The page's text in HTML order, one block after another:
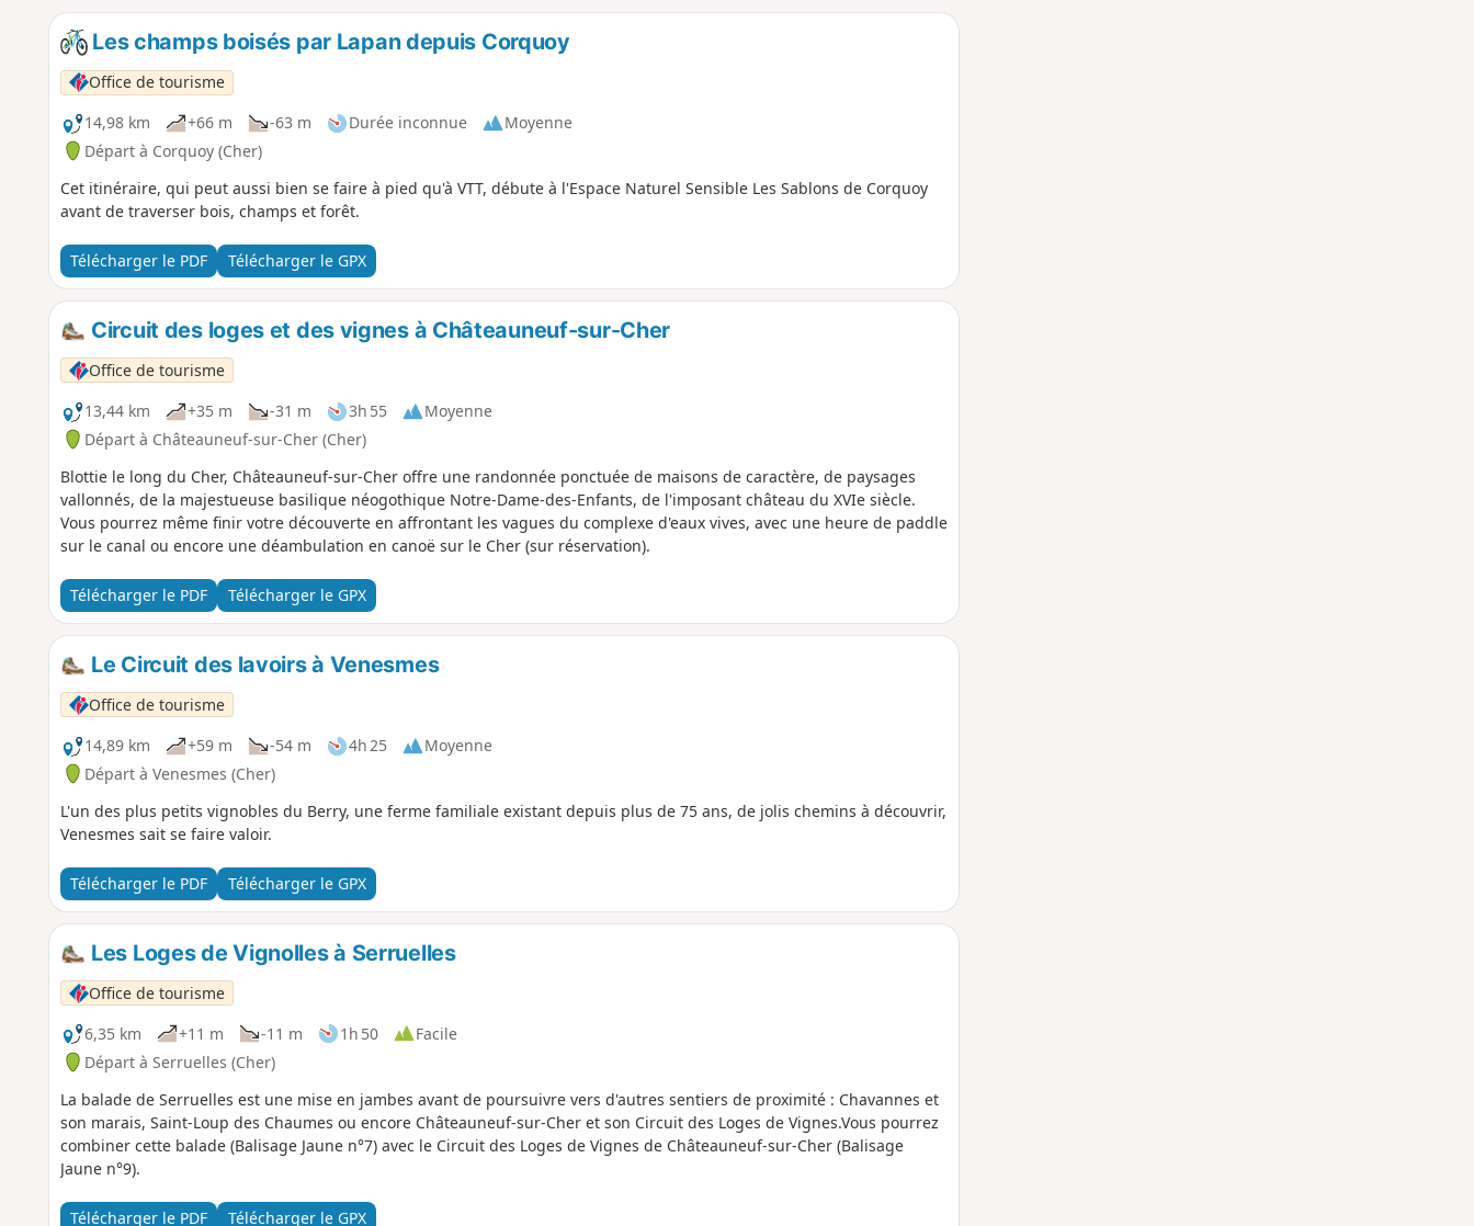
Les champs boisés par Lapan depuis Corquoy
Office de tourisme
14,98 km
+66 m -63 m Durée inconnue
Moyenne
Départ à Corquoy (Cher)
Cet itinéraire, qui peut aussi bien se faire à pied qu'à VTT, débute à l'Espace Naturel Sensible Les Sablons de Corquoy
avant de traverser bois, champs et forêt.
Télécharger le PDF Télécharger le GPX
Circuit des loges et des vignes à Châteauneuf-sur-Cher
Office de tourisme
13,44 km
+35 m -31 m 3h 55
Moyenne
Départ à Châteauneuf-sur-Cher (Cher)
Blottie le long du Cher, Châteauneuf-sur-Cher offre une randonnée ponctuée de maisons de caractère, de paysages
vallonnés, de la majestueuse basilique néogothique Notre-Dame-des-Enfants, de l'imposant château du XVIe siècle.
Vous pourrez même finir votre découverte en affrontant les vagues du complexe d'eaux vives, avec une heure de paddle
sur le canal ou encore une déambulation en canoë sur le Cher (sur réservation).
Télécharger le PDF Télécharger le GPX
Le Circuit des lavoirs à Venesmes
Office de tourisme
14,89 km
+59 m -54 m 4h 25
Moyenne
Départ à Venesmes (Cher)
L'un des plus petits vignobles du Berry, une ferme familiale existant depuis plus de 75 ans, de jolis chemins à découvrir,
Venesmes sait se faire valoir.
Télécharger le PDF Télécharger le GPX
Les Loges de Vignolles à Serruelles
Office de tourisme
6,35 km
+11 m -11 m 1h 50
Facile
Départ à Serruelles (Cher)
La balade de Serruelles est une mise en jambes avant de poursuivre vers d'autres sentiers de proximité : Chavannes et
son marais, Saint-Loup des Chaumes ou encore Châteauneuf-sur-Cher et son Circuit des Loges de Vignes.Vous pourrez
combiner cette balade (Balisage Jaune n°7) avec le Circuit des Loges de Vignes de Châteauneuf-sur-Cher (Balisage
Jaune n°9).
Télécharger le PDF Télécharger le GPX